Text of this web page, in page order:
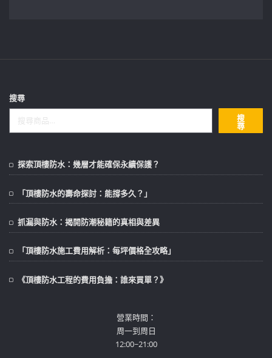
搜尋
搜
尋
探索頂樓防水：幾層才能確保永續保護？
「頂樓防水的壽命探討：能撐多久？」
抓漏與防水：揭開防潮秘籍的真相與差異
「頂樓防水施工費用解析：每坪價格全攻略」
《頂樓防水工程的費用負擔：誰來買單？》
營業時間：
周一到周日
12:00~21:00